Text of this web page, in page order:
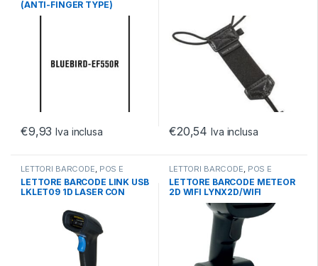
(ANTI-FINGER TYPE)
€9,93 Iva inclusa €20,54 Iva inclusa
LETTORI BARCODE, POS E
BARCODE, TECNOLOGIA LASER
LETTORE BARCODE LINK USB
LKLET09 1D LASER CON
LETTORI BARCODE, POS E
BARCODE, TECNOLOGIA LASER
LETTORE BARCODE METEOR
2D WIFI LYNX2D/WIFI